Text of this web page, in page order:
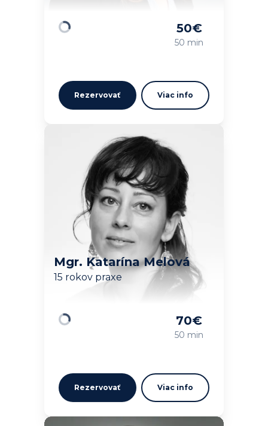
50€
50 min
Rezervovať Viac info
Mgr. Katarína Melová
15 rokov praxe
70€
50 min
Rezervovať Viac info